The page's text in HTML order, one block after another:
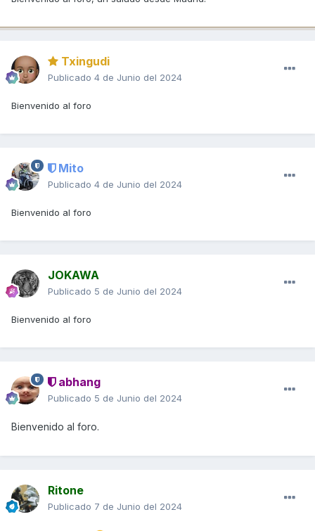
Txingudi
Publicado 4 de Junio del 2024
Bienvenido al foro
Mito
Publicado 4 de Junio del 2024
Bienvenido al foro
JOKAWA
Publicado 5 de Junio del 2024
Bienvenido al foro
abhang
Publicado 5 de Junio del 2024
Bienvenido al foro.
Ritone
Publicado 7 de Junio del 2024